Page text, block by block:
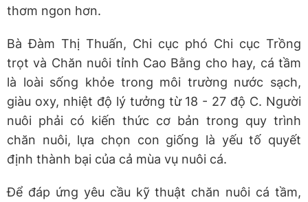
thơm ngon hơn.
Bà Đàm Thị Thuấn, Chi cục phó Chi cục Trồng
trọt và Chăn nuôi tỉnh Cao Bằng cho hay, cá tầm
là loài sống khỏe trong môi trường nước sạch,
giàu oxy, nhiệt độ lý tưởng từ 18 - 27 độ C. Người
nuôi phải có kiến thức cơ bản trong quy trình
chăn nuôi, lựa chọn con giống là yếu tố quyết
định thành bại của cả mùa vụ nuôi cá.
Để đáp ứng yêu cầu kỹ thuật chăn nuôi cá tầm,